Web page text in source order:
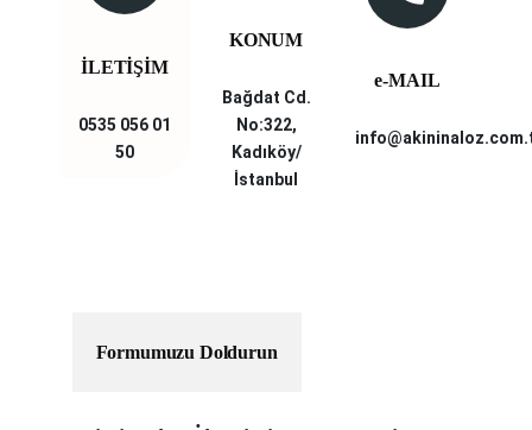
İLETİŞİM
0535 056 01
50
KONUM
Bağdat Cd.
No:322,
Kadıköy/
İstanbul
e-MAIL
Formumuzu Doldurun